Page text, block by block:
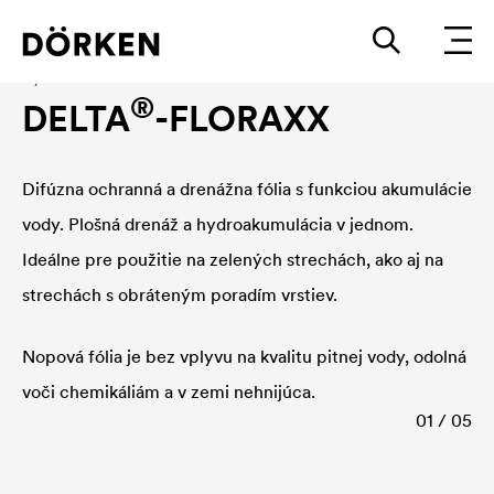
DELTA®-FLORAXX
Difúzna ochranná a drenážna fólia s funkciou akumulácie
vody. Plošná drenáž a hydroakumulácia v jednom.
Ideálne pre použitie na zelených strechách, ako aj na
strechách s obráteným poradím vrstiev.
Nopová fólia je bez vplyvu na kvalitu pitnej vody, odolná
voči chemikáliám a v zemi nehnijúca.
01 / 05